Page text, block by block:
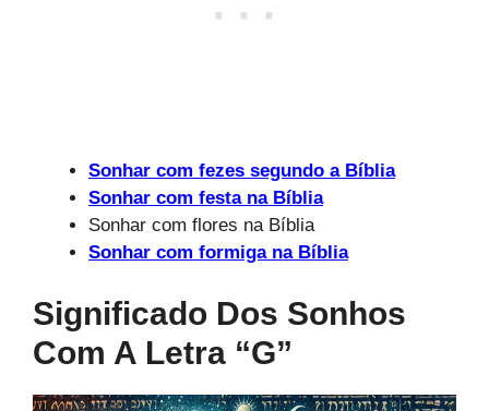
Sonhar com fezes segundo a Bíblia
Sonhar com festa na Bíblia
Sonhar com flores na Bíblia
Sonhar com formiga na Bíblia
Significado Dos Sonhos
Com A Letra “g”